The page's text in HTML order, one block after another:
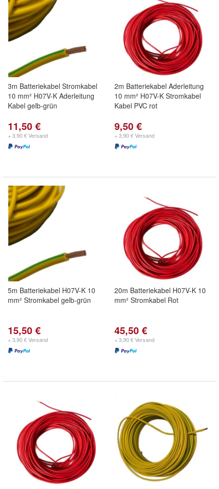
3m Batteriekabel Stromkabel
10 mm² H07V-K Aderleitung
Kabel gelb-grün
11,50 €
+ 3,90 € Versand
2m Batteriekabel Aderleitung
10 mm² H07V-K Stromkabel
Kabel PVC rot
9,50 €
+ 3,90 € Versand
5m Batteriekabel H07V-K 10
mm² Stromkabel gelb-grün
15,50 €
+ 3,90 € Versand
20m Batteriekabel H07V-K 10
mm² Stromkabel Rot
45,50 €
+ 3,90 € Versand